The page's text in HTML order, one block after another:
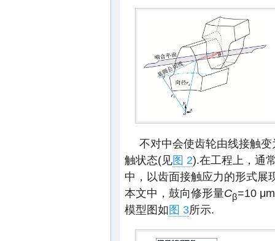
不对中会使齿轮由线接触
触状态(见图 2).在工程上，通
中，以齿面接触应力的形式展
本文中，鼓向修形量Cβ=10
模型图如图 3所示.